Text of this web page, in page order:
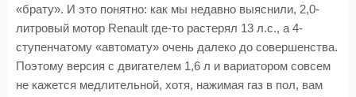
«брату». И это понятно: как мы недавно выяснили, 2,0-
литровый мотор Renault где-то растерял 13 л.с., а 4-
ступенчатому «автомату» очень далеко до совершенства.
Поэтому версия с двигателем 1,6 л и вариатором совсем
не кажется медлительной, хотя, нажимая газ в пол, вам